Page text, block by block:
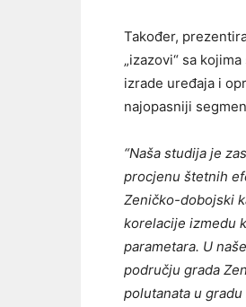
Također,
„izazovi“ sa
izrade uređaja i
najopasniji
“Naša studija je
procjenu štetnih
Zeničko-dobojski
korelacije izmedu
parametara. U
području grada
polutanata u